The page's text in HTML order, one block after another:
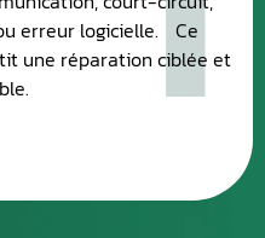
erreur logicielle. Ce
une réparation ciblée et